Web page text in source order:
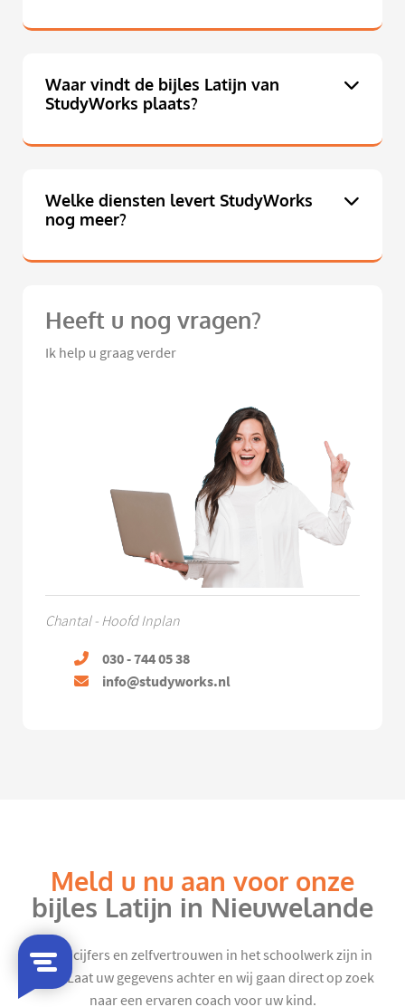
Waar vindt de bijles Latijn van
StudyWorks plaats?
Welke diensten levert StudyWorks
nog meer?
Heeft u nog vragen?
Ik help u graag verder
Chantal - Hoofd Inplan
030 - 744 05 38
info@studyworks.nl
Meld u nu aan voor onze
bijles Latijn in Nieuwelande
Mooie cijfers en zelfvertrouwen in het schoolwerk zijn in
zicht. Laat uw gegevens achter en wij gaan direct op zoek
naar een ervaren coach voor uw kind.